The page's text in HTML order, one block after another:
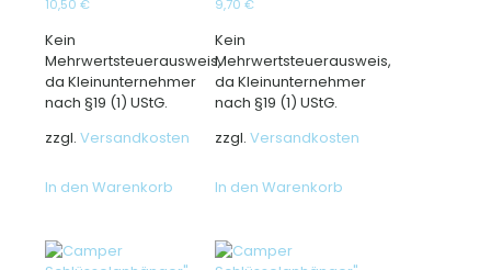
10,50 €
Kein
Mehrwertsteuerausweis,
da Kleinunternehmer
nach §19 (1) UStG.
zzgl. Versandkosten
In den Warenkorb
9,70€
Kein
Mehrwertsteuerausweis,
da Kleinunternehmer
nach §19 (1) UStG.
zzgl.Versandkosten
In den Warenkorb